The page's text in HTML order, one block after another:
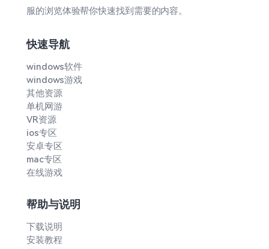
服的浏览体验帮你快速找到需要的内容。
快速导航
windows软件
windows游戏
其他资源
单机网游
VR资源
ios专区
安卓专区
mac专区
在线游戏
帮助与说明
下载说明
安装教程